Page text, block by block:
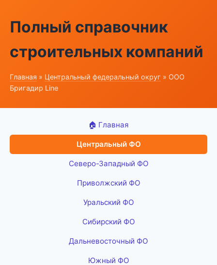
Полный справочник
строительных компаний
Главная » Центральный федеральный округ » ООО
Бригадир Line
🏠 Главная
Центральный ФО
Северо-Западный ФО
Приволжский ФО
Уральский ФО
Сибирский ФО
Дальневосточный ФО
Южный ФО